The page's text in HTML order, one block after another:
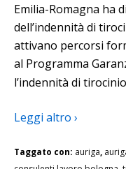
Emilia-Romagna ha
dell’indennità di
attivano percorsi
al Programma
l’indennità di
Leggi altro ›
Taggato con: auriga,